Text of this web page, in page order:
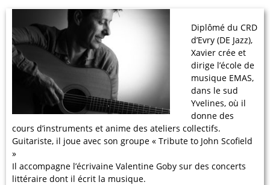
Diplômé du CRD
d’Evry (DE Jazz),
Xavier crée et
dirige l’école de
musique EMAS,
dans le sud
Yvelines, où il
donne des
cours d’instruments et anime des ateliers collectifs.
Guitariste, il joue avec son groupe « Tribute to John Scofield
»
Il accompagne l’écrivaine Valentine Goby sur des concerts
littéraire dont il écrit la musique.